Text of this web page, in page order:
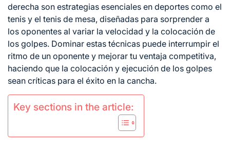
derecha son estrategias esenciales en deportes como el
tenis y el tenis de mesa, diseñadas para sorprender a
los oponentes al variar la velocidad y la colocación de
los golpes. Dominar estas técnicas puede interrumpir el
ritmo de un oponente y mejorar tu ventaja competitiva,
haciendo que la colocación y ejecución de los golpes
sean críticas para el éxito en la cancha.
Key sections in the article: